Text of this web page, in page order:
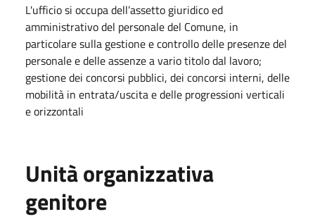
L'ufficio si occupa dell’assetto giuridico ed
amministrativo del personale del Comune, in
particolare sulla gestione e controllo delle presenze del
personale e delle assenze a vario titolo dal lavoro;
gestione dei concorsi pubblici, dei concorsi interni, delle
mobilità in entrata/uscita e delle progressioni verticali
e orizzontali
Unità organizzativa
genitore